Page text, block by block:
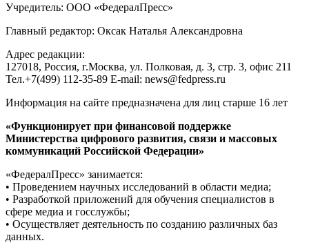
Учредитель: ООО «ФедералПресс»
Главный редактор: Оксак Наталья Александровна
Адрес редакции:
127018, Россия, г.Москва, ул. Полковая, д. 3, стр. 3, офис 211
Тел.+7(499) 112-35-89 E-mail: news@fedpress.ru
Информация на сайте предназначена для лиц старше 16 лет
«Функционирует при финансовой поддержке
Министерства цифрового развития, связи и массовых
коммуникаций Российской Федерации»
«ФедералПресс» занимается:
• Проведением научных исследований в области медиа;
• Разработкой приложений для обучения специалистов в
сфере медиа и госслужбы;
• Осуществляет деятельность по созданию различных баз
данных.